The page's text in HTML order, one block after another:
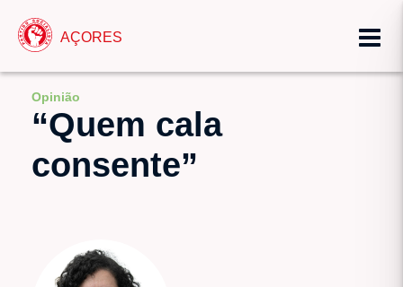
AÇORES
Opinião
“Quem cala
consente”